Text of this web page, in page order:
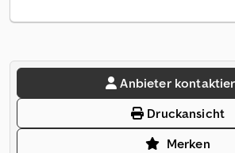
Anbieter
Druckansicht
Merken